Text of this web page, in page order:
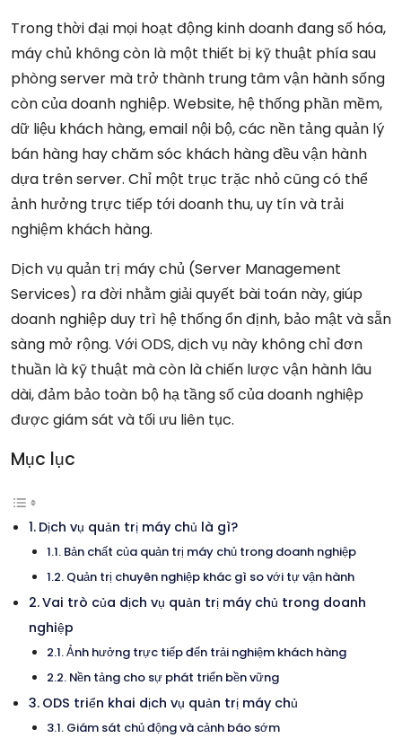
Trong thời đại mọi hoạt động kinh doanh đang số hóa,
máy chủ không còn là một thiết bị kỹ thuật phía sau
phòng server mà trở thành trung tâm vận hành sống
còn của doanh nghiệp. Website, hệ thống phần mềm,
dữ liệu khách hàng, email nội bộ, các nền tảng quản lý
bán hàng hay chăm sóc khách hàng đều vận hành
dựa trên server. Chỉ một trục trặc nhỏ cũng có thể
ảnh hưởng trực tiếp tới doanh thu, uy tín và trải
nghiệm khách hàng.
Dịch vụ quản trị máy chủ (Server Management
Services) ra đời nhằm giải quyết bài toán này, giúp
doanh nghiệp duy trì hệ thống ổn định, bảo mật và sẵn
sàng mở rộng. Với ODS, dịch vụ này không chỉ đơn
thuần là kỹ thuật mà còn là chiến lược vận hành lâu
dài, đảm bảo toàn bộ hạ tầng số của doanh nghiệp
được giám sát và tối ưu liên tục.
Mục lục
Dịch vụ quản trị máy chủ là gì?
Bản chất của quản trị máy chủ trong doanh nghiệp
Quản trị chuyên nghiệp khác gì so với tự vận hành
Vai trò của dịch vụ quản trị máy chủ trong doanh
nghiệp
Ảnh hưởng trực tiếp đến trải nghiệm khách hàng
Nền tảng cho sự phát triển bền vững
ODS triển khai dịch vụ quản trị máy chủ
Giám sát chủ động và cảnh báo sớm